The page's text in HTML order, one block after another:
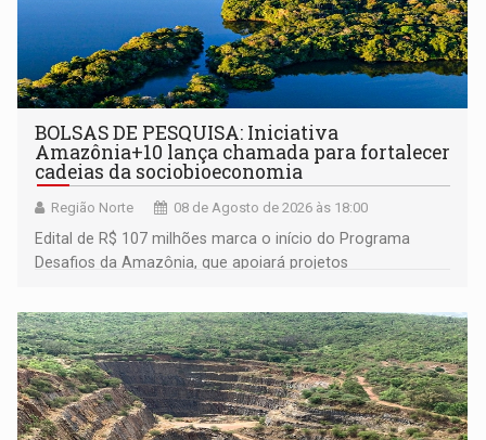
BOLSAS DE PESQUISA: Iniciativa
Amazônia+10 lança chamada para fortalecer
cadeias da sociobioeconomia
Região Norte 08 de Agosto de 2026 às 18:00
Edital de R$ 107 milhões marca o início do Programa
Desafios da Amazônia, que apoiará projetos
submissão de pré-propostas poderá ser feita até 1º de
setembro